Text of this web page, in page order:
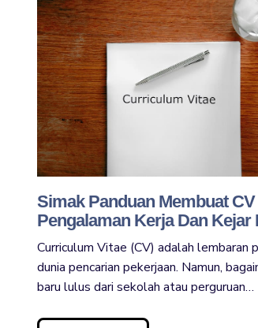
Simak Panduan Membuat CV
Pengalaman Kerja Dan
Curriculum Vitae (CV) adalah lembaran
dunia pencarian pekerjaan. Namun,
baru lulus dari sekolah atau perguruan…